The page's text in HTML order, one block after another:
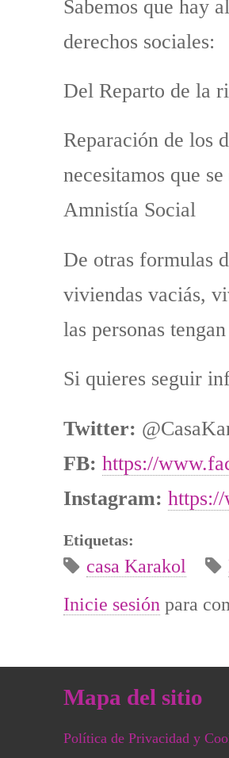
Sabemos que hay
derechos sociales:
Del Reparto de la
Reparación de los
necesitamos que
Amnistía Social
De otras formulas
viviendas vaciás,
las personas
Si quieres seguir
Twitter:
FB: https://
Instagram:
Etiquetas:
casa Karakol
Inicie sesión para
Mapa del sitio
Política de Privacidad y